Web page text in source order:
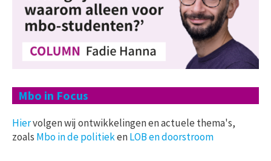
Mbo in Focus
Hiervolgen wij ontwikkelingen en actuele thema's,
zoals Mbo in de politiekenLOB en doorstroom